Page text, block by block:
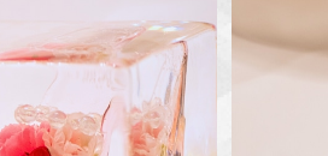
氷華SS ピンク